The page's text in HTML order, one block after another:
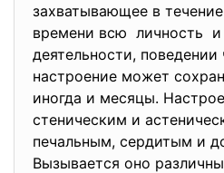
захватывающее в
времени всю личность
деятельности,
настроение может
иногда и месяцы.
стеническим и
печальным, сердитым и
Вызывается оно